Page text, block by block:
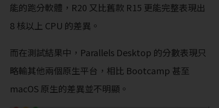
能的跑分軟體，R20 又比舊款 R15 更能完整表現出
8 核以上 CPU 的差異。
而在測試結果中，Parallels Desktop 的分數表現只
略輸其他兩個原生平台，相比 Bootcamp 甚至
macOS 原生的差異並不明顯。